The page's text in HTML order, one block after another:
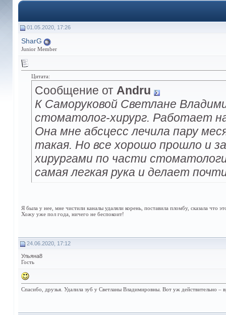
01.05.2020, 17:26
SharG
Junior Member
Цитата:
Сообщение от Andru
К Саморуковой Светлане
стоматолог-хирург. Работает
Она мне абсцесс лечила пару
такая. Но все хорошо прошло и
хирургами по части
самая легкая рука и делает
Я была у нее, мне чистили каналы удаляли корень, поставила пломбу, сказала что
Хожу уже пол года, ничего не беспокоит!
24.06.2020, 17:12
Ульяна8
Гость
Спасибо, друзья. Удалила зуб у Светланы Владимировны. Вот уж действительно –